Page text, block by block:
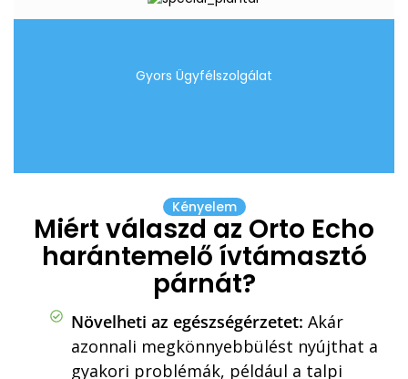
Gyors Ügyfélszolgálat
Kényelem
Miért válaszd az Orto Echo
harántemelő ívtámasztó
párnát?
Növelheti az egészségérzetet: Akár
azonnali megkönnyebbülést nyújthat a
gyakori problémák, például a talpi